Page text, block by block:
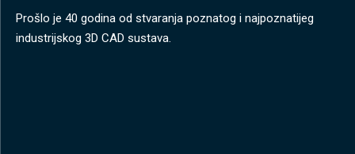
Prošlo je 40 godina od stvaranja poznatog i najpoznatijeg
industrijskog 3D CAD sustava.